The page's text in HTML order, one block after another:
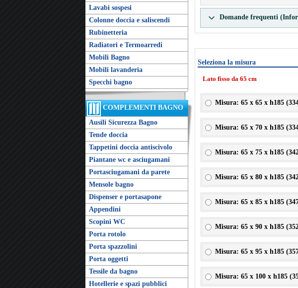
Lavabi sospesi
Colonne doccia e saliscendi
Rubinetteria
Radiatori e Termoarredi
Mobili Bagno
Mobili lavanderia
Specchi bagno
COMPLEMENTI BAGNO
Ausili Sicurezza Bagno
Tende doccia
Tappetini doccia antiscivolo
Piantane wc e asciugamani
Portasciugamani da parete
Mensole bagno
Dispenser e portasapone
Appendini
Scopini WC
Porta rotolo
Porta spazzolini
Porta oggetti
Tessile da bagno
Hotellerie e spazi pubblici
Domande frequenti
Seleziona la misura
Lato fisso da 65 cm
Misura: 65 x 65 x h185 (
Misura: 65 x 70 x h185 (
Misura: 65 x 75 x h185 (
Misura: 65 x 80 x h185 (
Misura: 65 x 85 x h185 (
Misura: 65 x 90 x h185 (
Misura: 65 x 95 x h185 (
Misura: 65 x 100 x h185 (